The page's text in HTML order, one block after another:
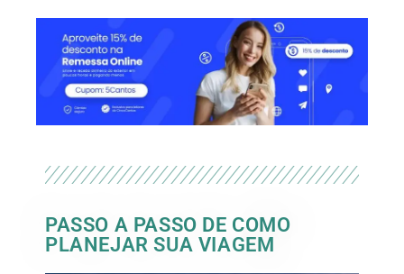
PASSO A PASSO DE COMO
PLANEJAR SUA VIAGEM